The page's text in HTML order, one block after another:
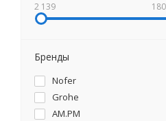
2 139
Бренды
Nofer
Grohe
AM.PM